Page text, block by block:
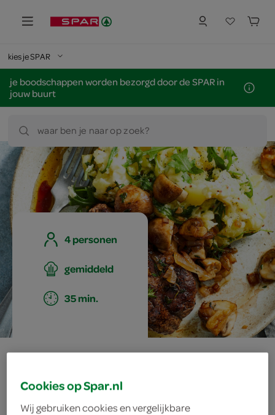
kies je SPAR
je boodschappen worden bezorgd door de SPAR in
jouw buurt
waar ben je naar op zoek?
4 personen
gemiddeld
35 min.
rucolastamppot
met biefstuk
Cookies op Spar.nl
Wij gebruiken cookies en vergelijkbare